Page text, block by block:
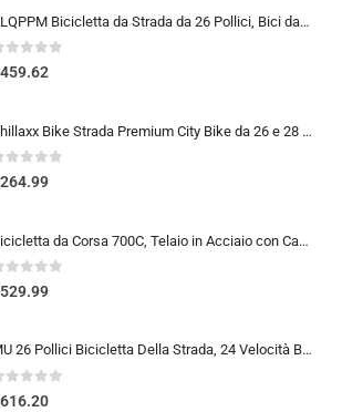
ALQPPM Bicicletta da Strada da 26 Pollici, Bici da 24 Velocità, Freno a Doppio Disco, Telaio in Acciaio ad Alto Tenore Di …
of 5
459.62
Chillaxx Bike Strada Premium City Bike da 26 e 28 pollici, bicicletta per ragazze, ragazzi, uomini e donne, cambio a 21 ma…
of 5
264.99
Bicicletta da Corsa 700C, Telaio in Acciaio con Cambio a 24/27/30 Marce, Bicicletta da Strada per Uomo Donna, Bici da Stra…
of 5
529.99
MU 26 Pollici Bicicletta Della Strada, 24 Velocità Bici, Doppio Disco Freno, Acciaio Al Carbonio Telaio, Strada Biciclette…
of 5
616.20